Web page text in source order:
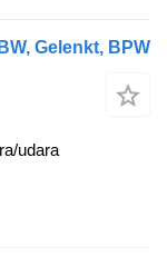
Gelenkt, BPW
udara